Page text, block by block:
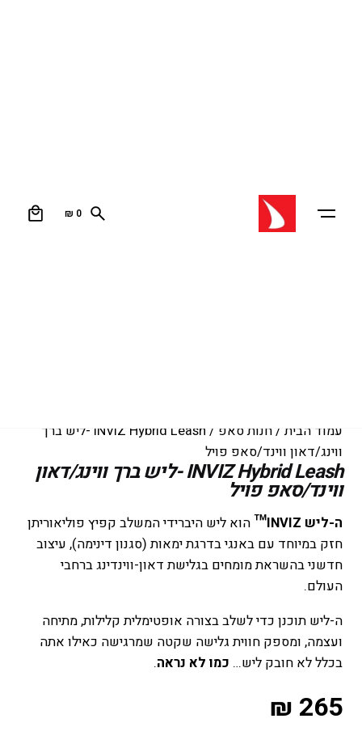
₪ 0
עמוד הבית/חנות סאפ
/ INVIZ Hybrid Leash -ליש ברך
ווינג/דאון ווינד/סאפ פויל
INVIZ Hybrid Leash -ליש ברך ווינג/דאון
ווינד/סאפ פויל
ה-ליש INVIZ™
הוא ליש היברידי המשלב קפיץ פוליאוריתן
חזק במיוחד עם באנגי בדרגת ימאות (סגנון דינימה), עיצוב
חדשני בהשראת מומחים בגלישת דאון-ווינדינג ברחבי
העולם.
ה-ליש תוכנן כדי לשלב בצורה אופטימלית קלילות, מתיחה
ועצמה, ומספק חווית גלישה שקטה שמרגישה כאילו אתה
בכלל לא חובק ליש… כמו לא נראה.
₪ 265